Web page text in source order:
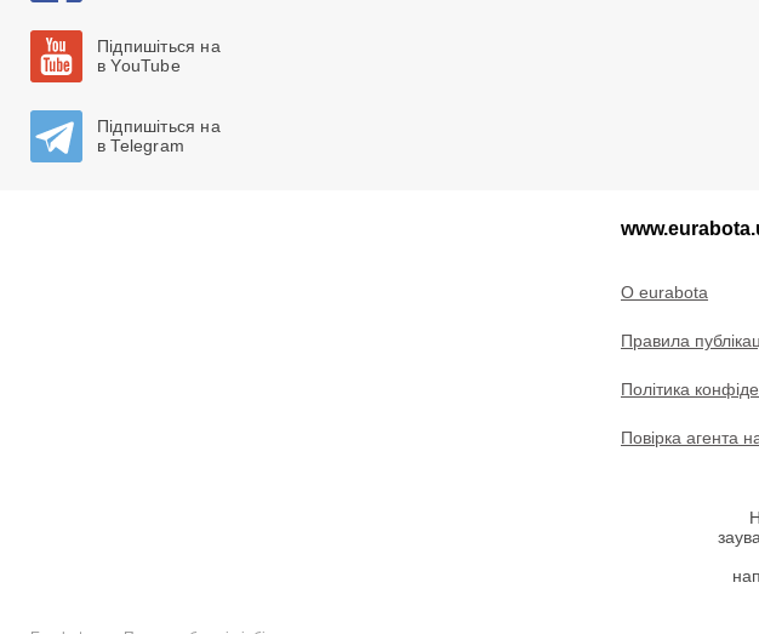
Підпишіться на
в YouTube
Підпишіться на
в Telegram
O eurabota
Правила
Політика
Повірка агента